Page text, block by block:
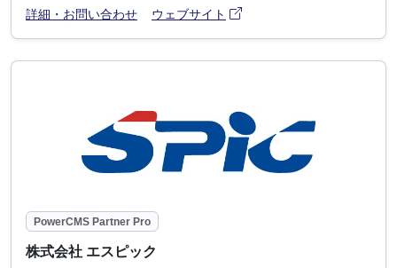
詳細・お問い合わせ ウェブサイト
PowerCMS Partner Pro
株式会社 エスピック